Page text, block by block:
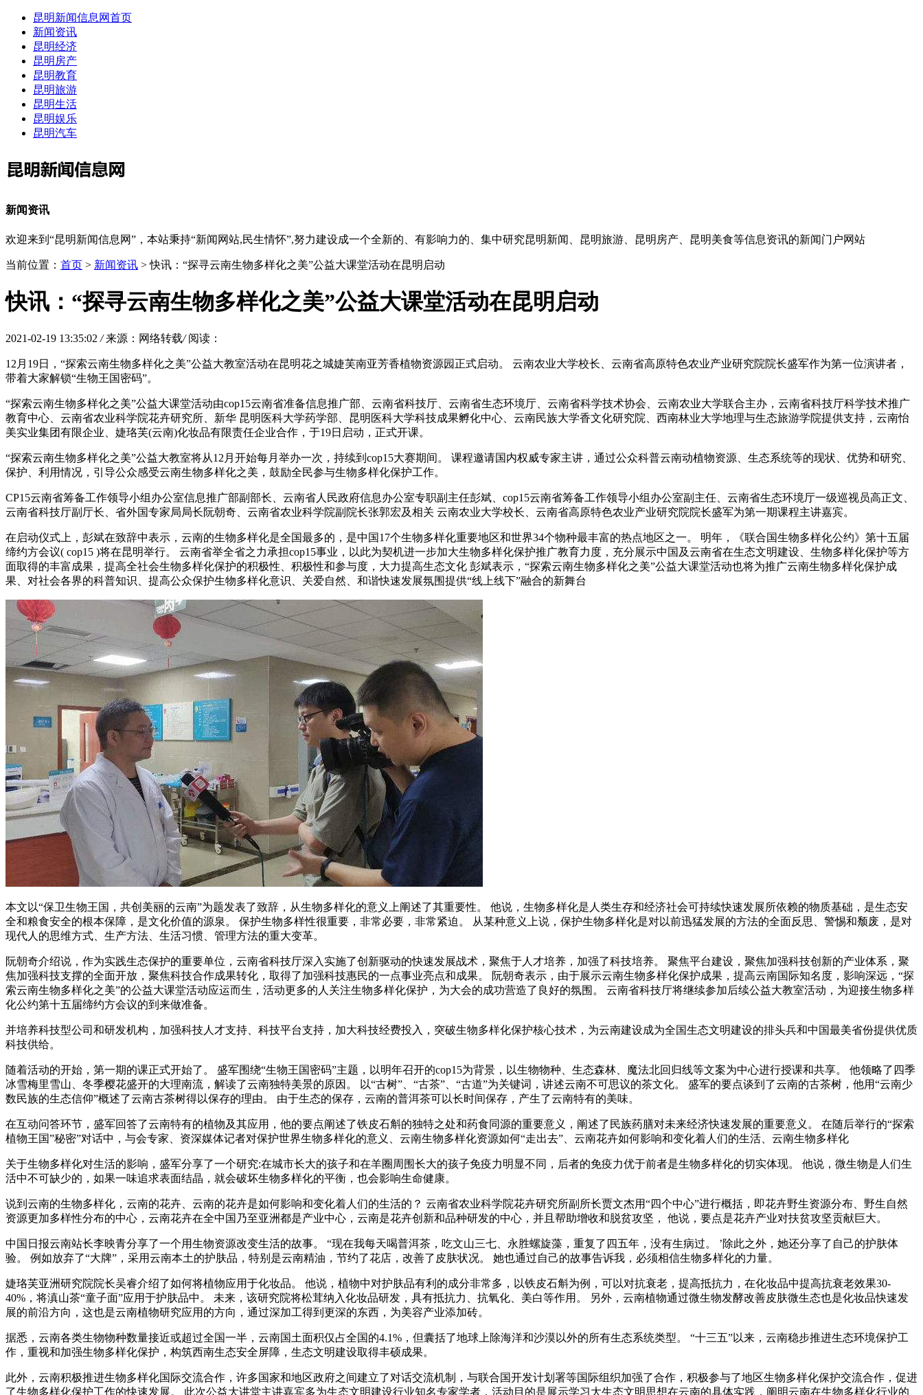
昆明新闻信息网首页
新闻资讯
昆明经济
昆明房产
昆明教育
昆明旅游
昆明生活
昆明娱乐
昆明汽车
新闻资讯
欢迎来到“昆明新闻信息网”，本站秉持“新闻网站,民生情怀”,努力建设成一个全新的、有影响力的、集中研究昆明新闻、昆明旅游、昆明房产、昆明美食等信息资讯的新闻门户网站
当前位置： 首页 > 新闻资讯 > 快讯：“探寻云南生物多样化之美”公益大课堂活动在昆明启动
快讯：“探寻云南生物多样化之美”公益大课堂活动在昆明启动
2021-02-19 13:35:02/ 来源：网络转载/ 阅读：
12月19日，“探索云南生物多样化之美”公益大教室活动在昆明花之城婕芙南亚芳香植物资源园正式启动。 云南农业大学校长、云南省高原特色农业产业研究院院长盛军作为第一位演讲者，
带着大家解锁“生物王国密码”。
“探索云南生物多样化之美”公益大课堂活动由cop15云南省准备信息推广部、云南省科技厅、云南省生态环境厅、云南省科学技术协会、云南农业大学联合主办，云南省科技厅科学技术推广
教育中心、云南省农业科学院花卉研究所、新华 昆明医科大学药学部、昆明医科大学科技成果孵化中心、云南民族大学香文化研究院、西南林业大学地理与生态旅游学院提供支持，云南怡
美实业集团有限企业、婕珞芙(云南)化妆品有限责任企业合作，于19日启动，正式开课。
“探索云南生物多样化之美”公益大教室将从12月开始每月举办一次，持续到cop15大赛期间。 课程邀请国内权威专家主讲，通过公众科普云南动植物资源、生态系统等的现状、优势和研究、
保护、利用情况，引导公众感受云南生物多样化之美，鼓励全民参与生物多样化保护工作。
CP15云南省筹备工作领导小组办公室信息推广部副部长、云南省人民政府信息办公室专职副主任彭斌、cop15云南省筹备工作领导小组办公室副主任、云南省生态环境厅一级巡视员高正文、
云南省科技厅副厅长、省外国专家局局长阮朝奇、云南省农业科学院副院长张郭宏及相关 云南农业大学校长、云南省高原特色农业产业研究院院长盛军为第一期课程主讲嘉宾。
在启动仪式上，彭斌在致辞中表示，云南的生物多样化是全国最多的，是中国17个生物多样化重要地区和世界34个物种最丰富的热点地区之一。 明年，《联合国生物多样化公约》第十五届
缔约方会议( cop15 )将在昆明举行。 云南省举全省之力承担cop15事业，以此为契机进一步加大生物多样化保护推广教育力度，充分展示中国及云南省在生态文明建设、生物多样化保护等方
面取得的丰富成果，提高全社会生物多样化保护的积极性、积极性和参与度，大力提高生态文化 彭斌表示，“探索云南生物多样化之美”公益大课堂活动也将为推广云南生物多样化保护成
果、对社会各界的科普知识、提高公众保护生物多样化意识、关爱自然、和谐快速发展氛围提供“线上线下”融合的新舞台
本文以“保卫生物王国，共创美丽的云南”为题发表了致辞，从生物多样化的意义上阐述了其重要性。 他说，生物多样化是人类生存和经济社会可持续快速发展所依赖的物质基础，是生态安
全和粮食安全的根本保障，是文化价值的源泉。 保护生物多样性很重要，非常必要，非常紧迫。 从某种意义上说，保护生物多样化是对以前迅猛发展的方法的全面反思、警惕和颓废，是对
现代人的思维方式、生产方法、生活习惯、管理方法的重大变革。
阮朝奇介绍说，作为实践生态保护的重要单位，云南省科技厅深入实施了创新驱动的快速发展战术，聚焦于人才培养，加强了科技培养。 聚焦平台建设，聚焦加强科技创新的产业体系，聚
焦加强科技支撑的全面开放，聚焦科技合作成果转化，取得了加强科技惠民的一点事业亮点和成果。 阮朝奇表示，由于展示云南生物多样化保护成果，提高云南国际知名度，影响深远，“探
索云南生物多样化之美”的公益大课堂活动应运而生，活动更多的人关注生物多样化保护，为大会的成功营造了良好的氛围。 云南省科技厅将继续参加后续公益大教室活动，为迎接生物多样
化公约第十五届缔约方会议的到来做准备。
并培养科技型公司和研发机构，加强科技人才支持、科技平台支持，加大科技经费投入，突破生物多样化保护核心技术，为云南建设成为全国生态文明建设的排头兵和中国最美省份提供优质
科技供给。
随着活动的开始，第一期的课正式开始了。 盛军围绕“生物王国密码”主题，以明年召开的cop15为背景，以生物物种、生态森林、魔法北回归线等文案为中心进行授课和共享。 他领略了四季
冰雪梅里雪山、冬季樱花盛开的大理南流，解读了云南独特美景的原因。 以“古树”、“古茶”、“古道”为关键词，讲述云南不可思议的茶文化。 盛军的要点谈到了云南的古茶树，他用“云南少
数民族的生态信仰”概述了云南古茶树得以保存的理由。 由于生态的保存，云南的普洱茶可以长时间保存，产生了云南特有的美味。
在互动问答环节，盛军回答了云南特有的植物及其应用，他的要点阐述了铁皮石斛的独特之处和药食同源的重要意义，阐述了民族药膳对未来经济快速发展的重要意义。 在随后举行的“探索
植物王国”秘密”对话中，与会专家、资深媒体记者对保护世界生物多样化的意义、云南生物多样化资源如何“走出去”、云南花卉如何影响和变化着人们的生活、云南生物多样化
关于生物多样化对生活的影响，盛军分享了一个研究:在城市长大的孩子和在羊圈周围长大的孩子免疫力明显不同，后者的免疫力优于前者是生物多样化的切实体现。 他说，微生物是人们生
活中不可缺少的，如果一味追求表面结晶，就会破坏生物多样化的平衡，也会影响生命健康。
说到云南的生物多样化，云南的花卉、云南的花卉是如何影响和变化着人们的生活的？ 云南省农业科学院花卉研究所副所长贾文杰用“四个中心”进行概括，即花卉野生资源分布、野生自然
资源更加多样性分布的中心，云南花卉在全中国乃至亚洲都是产业中心，云南是花卉创新和品种研发的中心，并且帮助增收和脱贫攻坚， 他说，要点是花卉产业对扶贫攻坚贡献巨大。
中国日报云南站长李映青分享了一个用生物资源改变生活的故事。 “现在我每天喝普洱茶，吃文山三七、永胜螺旋藻，重复了四五年，没有生病过。 ’除此之外，她还分享了自己的护肤体
验。 例如放弃了“大牌”，采用云南本土的护肤品，特别是云南精油，节约了花店，改善了皮肤状况。 她也通过自己的故事告诉我，必须相信生物多样化的力量。
婕珞芙亚洲研究院院长吴睿介绍了如何将植物应用于化妆品。 他说，植物中对护肤品有利的成分非常多，以铁皮石斛为例，可以对抗衰老，提高抵抗力，在化妆品中提高抗衰老效果30-
40%，将滇山茶“童子面”应用于护肤品中。 未来，该研究院将松茸纳入化妆品研发，具有抵抗力、抗氧化、美白等作用。 另外，云南植物通过微生物发酵改善皮肤微生态也是化妆品快速发
展的前沿方向，这也是云南植物研究应用的方向，通过深加工得到更深的东西，为美容产业添加砖。
据悉，云南各类生物物种数量接近或超过全国一半，云南国土面积仅占全国的4.1%，但囊括了地球上除海洋和沙漠以外的所有生态系统类型。 “十三五”以来，云南稳步推进生态环境保护工
作，重视和加强生物多样化保护，构筑西南生态安全屏障，生态文明建设取得丰硕成果。
此外，云南积极推进生物多样化国际交流合作，许多国家和地区政府之间建立了对话交流机制，与联合国开发计划署等国际组织加强了合作，积极参与了地区生物多样化保护交流合作，促进
了生物多样化保护工作的快速发展。 此次公益大讲堂主讲嘉宾多为生态文明建设行业知名专家学者，活动目的是展示学习大生态文明思想在云南的具体实践，阐明云南在生物多样化行业的